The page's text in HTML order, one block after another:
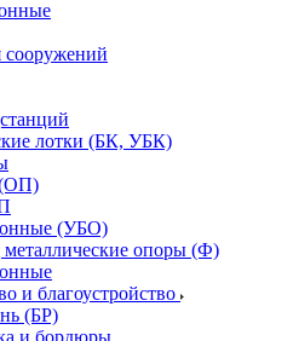
сооружений
лотки (БК, УБК)
(УБО)
опоры (Ф)
и благоустройство
(БР)
и бордюры